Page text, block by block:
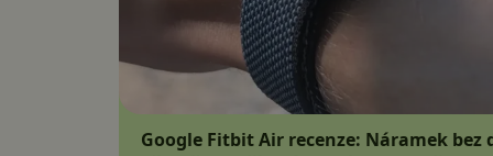
Google Fitbit Air recenze: Náramek bez